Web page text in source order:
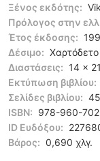
Ξένος εκδότης:
Πρόλογος στην
Έτος έκδοσης:
Δέσιμο: Χαρτόδετο
Διαστάσεις: 14 x
Εκτύπωση βιβλίου:
Σελίδες βιβλίου:
ISBN: 978-960-
ID Ευδόξου:
Βάρος: 0,690 χλγ.